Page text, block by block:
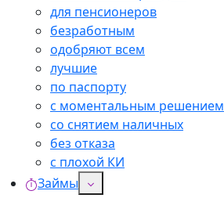
для пенсионеров
безработным
одобряют всем
лучшие
по паспорту
с моментальным решением
со снятием наличных
без отказа
с плохой КИ
Займы